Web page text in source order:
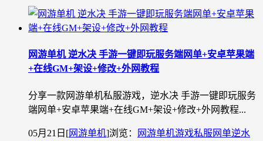
网游单机 逆水决 手游一键即玩服务端网单+安卓苹果端
+在线GM+架设+修改+外网教程
分享一款网游单机私服游戏，逆水决 手游一键即玩服务
端网单+安卓苹果端+在线GM+架设+修改+外网教程...
05月21日 [网游单机]浏览： 网游单机游戏私服 网单逆水